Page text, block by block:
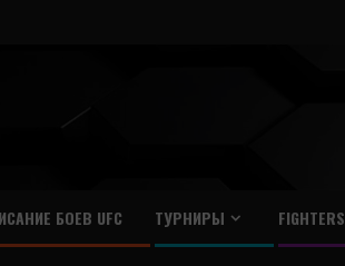
БОЕВ UFC ТУРНИРЫ FIGHTERS